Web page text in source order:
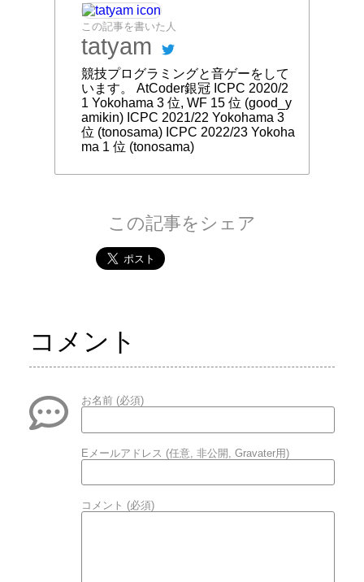
この記事を書いた人
tatyam
競技プログラミングと音ゲーをして
います。 AtCoder銀冠 ICPC 2020/2
1 Yokohama 3 位, WF 15 位 (good_y
amikin) ICPC 2021/22 Yokohama 3
位 (tonosama) ICPC 2022/23 Yokoha
ma 1 位 (tonosama)
この記事をシェア